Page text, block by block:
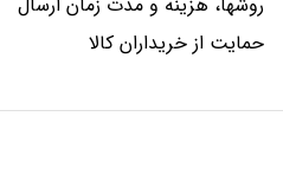
حمایت از خریداران کالا